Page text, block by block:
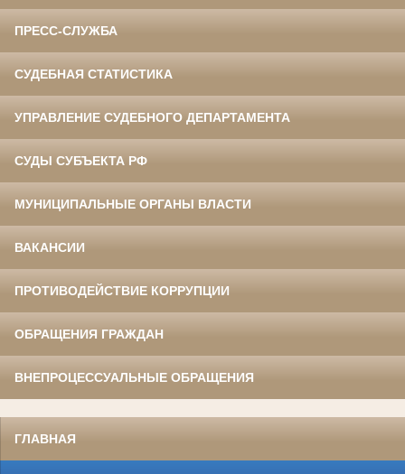
ПРЕСС-СЛУЖБА
СУДЕБНАЯ СТАТИСТИКА
УПРАВЛЕНИЕ СУДЕБНОГО ДЕПАРТАМЕНТА
СУДЫ СУБЪЕКТА РФ
МУНИЦИПАЛЬНЫЕ ОРГАНЫ ВЛАСТИ
ВАКАНСИИ
ПРОТИВОДЕЙСТВИЕ КОРРУПЦИИ
ОБРАЩЕНИЯ ГРАЖДАН
ВНЕПРОЦЕССУАЛЬНЫЕ ОБРАЩЕНИЯ
ГЛАВНАЯ